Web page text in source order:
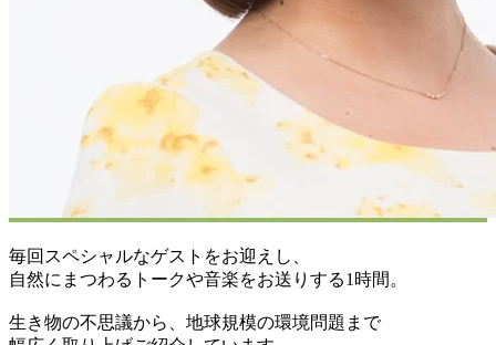
毎回スペシャルなゲストをお迎えし、
自然にまつわるトークや音楽をお送りする1時間。
生き物の不思議から、地球規模の環境問題まで